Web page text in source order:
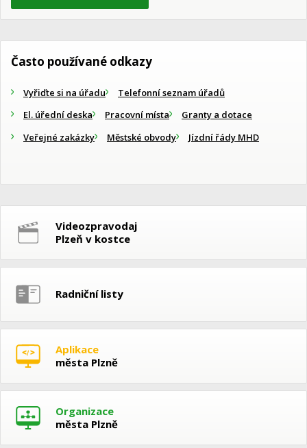
Často používané odkazy
Vyřiďte si na úřadu
Telefonní seznam úřadů
El. úřední deska
Pracovní místa
Granty a dotace
Veřejné zakázky
Městské obvody Jízdní řády MHD
Videozpravodaj
Plzeň v kostce
Radniční listy
Aplikace
města Plzně
Organizace
města Plzně